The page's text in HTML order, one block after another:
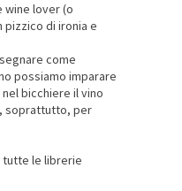
wine lover (o
pizzico di ironia e
come
possiamo imparare
bicchiere il vino
soprattutto, per
tutte le librerie